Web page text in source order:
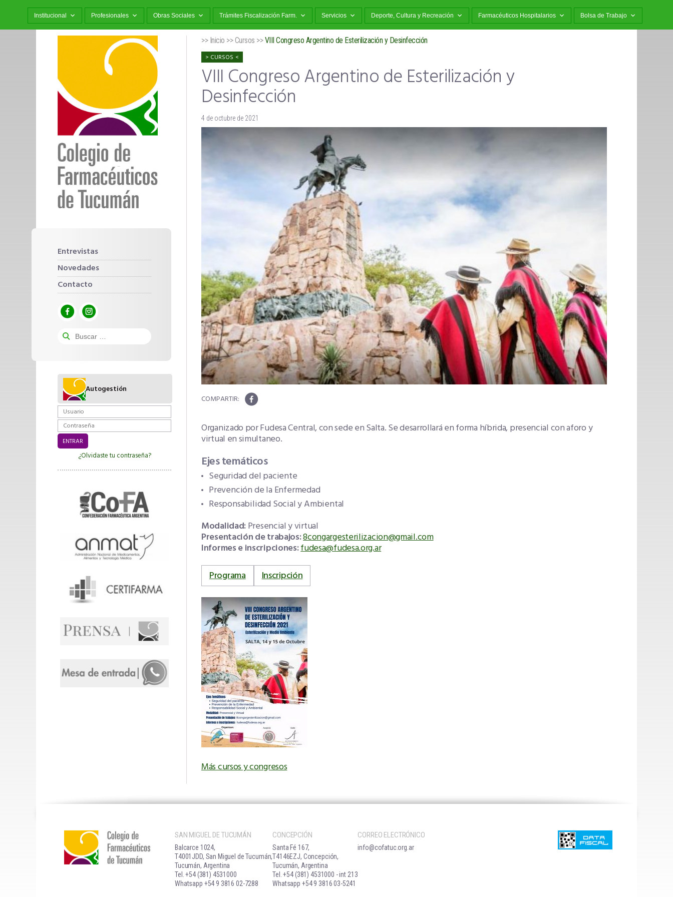
Institucional Profesionales Obras Sociales Trámites Fiscalización Farm. Servicios Deporte, Cultura y Recreación Farmacéuticos Hospitalarios Bolsa de Trabajo
Entrevistas
Novedades
Contacto
Autogestión
¿Olvidaste tu contraseña?
>> Inicio >>Cursos >>VIII Congreso Argentino de Esterilización y Desinfección
CURSOS
VIII Congreso Argentino de Esterilización y
Desinfección
4 de octubre de 2021
Organizado por Fudesa Central, con sede en Salta. Se desarrollará en forma híbrida, presencial con aforo y
virtual en simultaneo.
Ejes temáticos
Seguridad del paciente
Prevención de la Enfermedad
Responsabilidad Social y Ambiental
Modalidad:Presencial y virtual
Presentación de trabajos:8congargesterilizacion@gmail.com
Informes e inscripciones:fudesa@fudesa.org.ar
Programa
Inscripción
Más cursos y congresos
SAN MIGUEL DE TUCUMÁN
Balcarce 1024,
T4001JDD, San Miguel de Tucumán,
Tucumán, Argentina
Tel. +54 (381) 4531000
Whatsapp +54 9 3816 02-7288
CONCEPCIÓN
Santa Fé 167,
T4146EZJ, Concepción,
Tucumán, Argentina
Tel. +54 (381) 4531000 - int 213
Whatsapp +54 9 3816 03-5241
CORREO ELECTRÓNICO
info@cofatuc.org.ar